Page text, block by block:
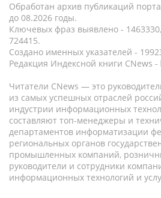
Обработан архив публикаций
до 08.2026 годы.
Ключевых фраз выявлено -
724415.
Создано именных указателей -
Редакция Индексной книги CNews -
Читатели CNews — это
из самых успешных отраслей
индустрии информационных
составляют топ-менеджеры и
департаментов информатизации
региональных органов
промышленных компаний,
руководители и сотрудники
информационных технологий и